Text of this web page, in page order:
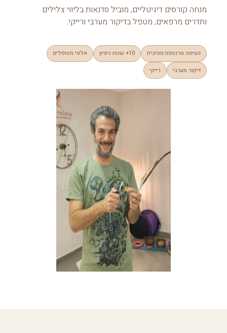
מנחה קורסים דיגיטליים, מוביל סדנאות בליווי צלילים
ותדרים מרפאים, מטפל בדיקור מערבי ורייקי.
נשימה טרנספורמטיבית 10+ שנות ניסיון
אלפי מטופלים
דיקור מערבי
רייקי